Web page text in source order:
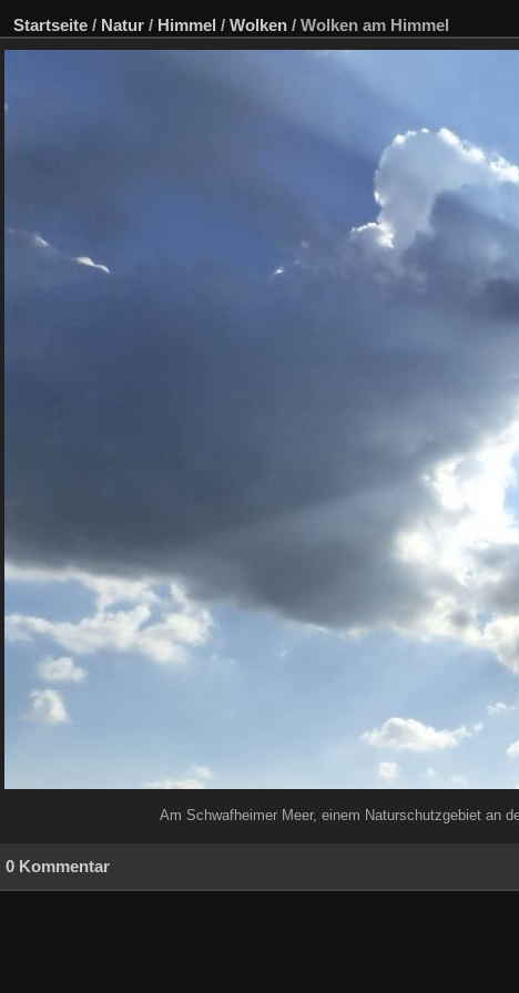
Startseite / Natur / Himmel / Wolken / Wolken am Himmel
Am Schwafheimer Meer, einem Naturschutzgebiet an
0 Kommentar